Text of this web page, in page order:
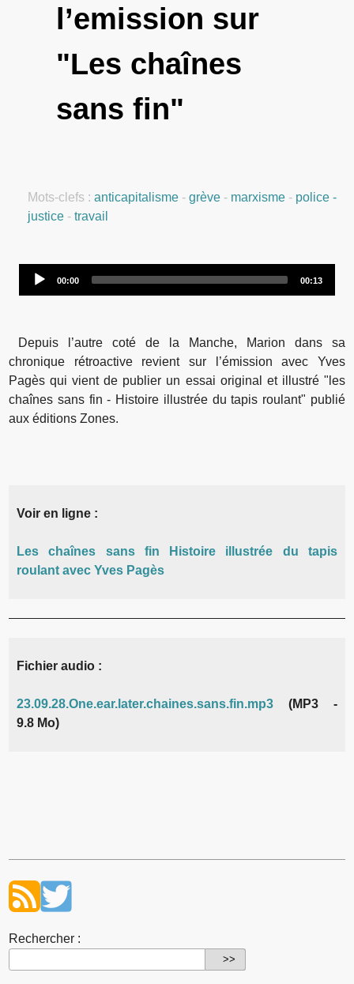
l’emission sur
"Les chaînes
sans fin"
Mots-clefs :anticapitalisme -grève - marxisme - police -
justice -travail
00:00 00:13
Depuis l’autre coté de la Manche, Marion dans sa
chronique rétroactive revient sur l’émission avec Yves
Pagès qui vient de publier un essai original et illustré "les
chaînes sans fin - Histoire illustrée du tapis roulant" publié
aux éditions Zones.
Voir en ligne :
Les chaînes sans fin Histoire illustrée du tapis
roulant avec Yves Pagès
Fichier audio :
23.09.28.One.ear.later.chaines.sans.fin.mp3 (MP3 -
9.8 Mo)
Rechercher :